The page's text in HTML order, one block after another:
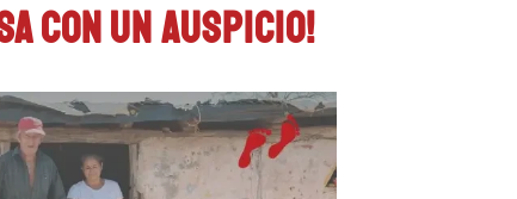
con un auspicio!